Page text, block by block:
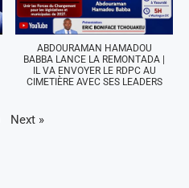
ABDOURAMAN HAMADOU
BABBA LANCE LA REMONTADA |
IL VA ENVOYER LE RDPC AU
CIMETIÈRE AVEC SES LEADERS
Next »